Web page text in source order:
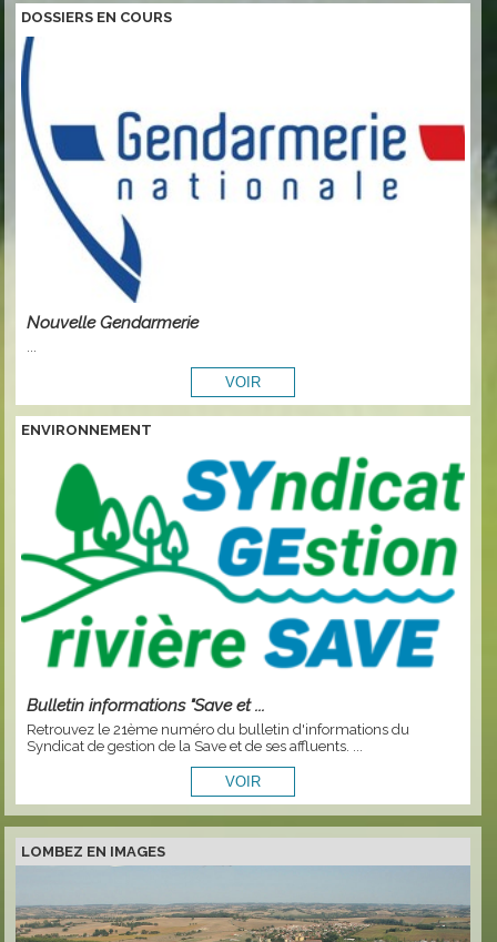
DOSSIERS EN COURS
Nouvelle Gendarmerie
ENVIRONNEMENT
Bulletin informations "Save et ...
Retrouvez le 21ème numéro du bulletin d'informations du
Syndicat de gestion de la Save et de ses affluents. ...
LOMBEZ EN IMAGES